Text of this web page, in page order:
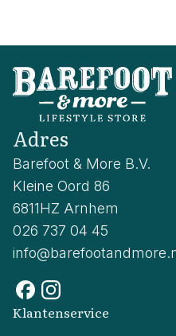
Adres
Barefoot & More B.V.
Kleine Oord 86
6811HZ Arnhem
026 737 04 45
Klantenservice